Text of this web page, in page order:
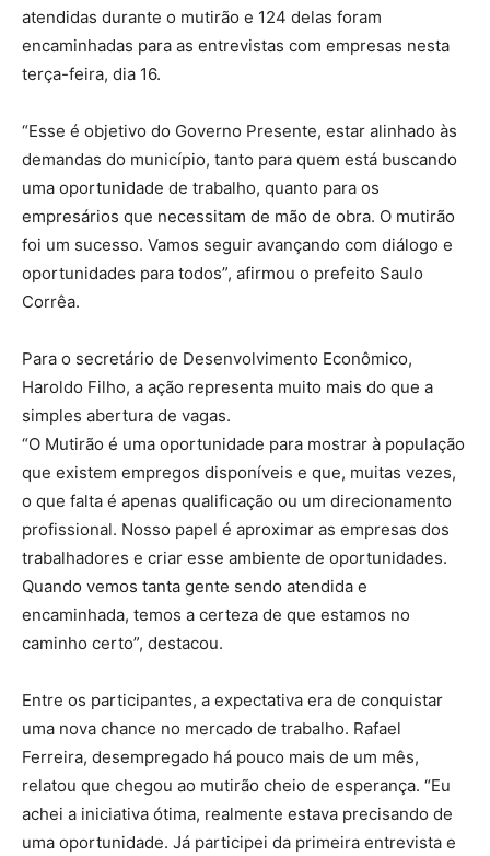
atendidas durante o mutirão e 124 delas foram
encaminhadas para as entrevistas com empresas nesta
terça-feira, dia 16.
“Esse é objetivo do Governo Presente, estar alinhado às
demandas do município, tanto para quem está buscando
uma oportunidade de trabalho, quanto para os
empresários que necessitam de mão de obra. O mutirão
foi um sucesso. Vamos seguir avançando com diálogo e
oportunidades para todos”, afirmou o prefeito Saulo
Corrêa.
Para o secretário de Desenvolvimento Econômico,
Haroldo Filho, a ação representa muito mais do que a
simples abertura de vagas.
“O Mutirão é uma oportunidade para mostrar à população
que existem empregos disponíveis e que, muitas vezes,
o que falta é apenas qualificação ou um direcionamento
profissional. Nosso papel é aproximar as empresas dos
trabalhadores e criar esse ambiente de oportunidades.
Quando vemos tanta gente sendo atendida e
encaminhada, temos a certeza de que estamos no
caminho certo”, destacou.
Entre os participantes, a expectativa era de conquistar
uma nova chance no mercado de trabalho. Rafael
Ferreira, desempregado há pouco mais de um mês,
relatou que chegou ao mutirão cheio de esperança. “Eu
achei a iniciativa ótima, realmente estava precisando de
uma oportunidade. Já participei da primeira entrevista e